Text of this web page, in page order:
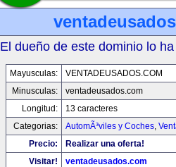
El dueño de este dominio lo
Mayusculas:
VENTADEUSADOS.COM
Minusculas:
ventadeusados.com
Longitud:
13 caracteres
Categorias:
AutomÃ³viles y Coches,
Precio:
Realizar una oferta!
Visitar!
ventadeusados.com